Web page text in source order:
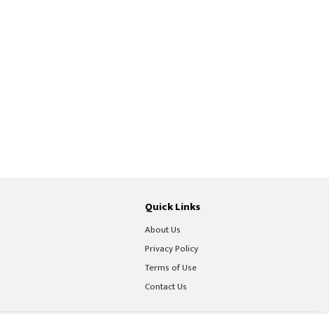
Quick Links
About Us
Privacy Policy
Terms of Use
Contact Us